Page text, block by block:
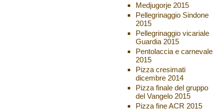
Medjugorje 2015
Pellegrinaggio Sindone
2015
Pellegrinaggio vicariale
Guardia 2015
Pentolaccia e carnevale
2015
Pizza cresimati
dicembre 2014
Pizza finale del gruppo
del Vangelo 2015
Pizza fine ACR 2015